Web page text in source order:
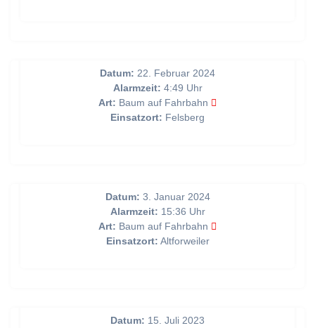
Datum: 22. Februar 2024
Alarmzeit: 4:49 Uhr
Art: Baum auf Fahrbahn
Einsatzort: Felsberg
Datum: 3. Januar 2024
Alarmzeit: 15:36 Uhr
Art: Baum auf Fahrbahn
Einsatzort: Altforweiler
Datum: 15. Juli 2023